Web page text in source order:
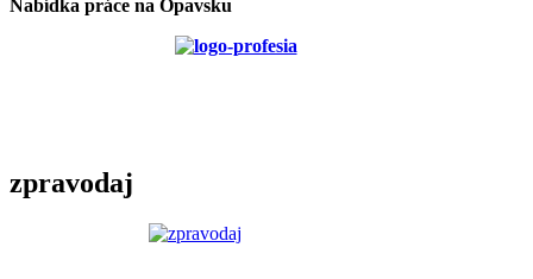
Nabídka práce na Opavsku
zpravodaj